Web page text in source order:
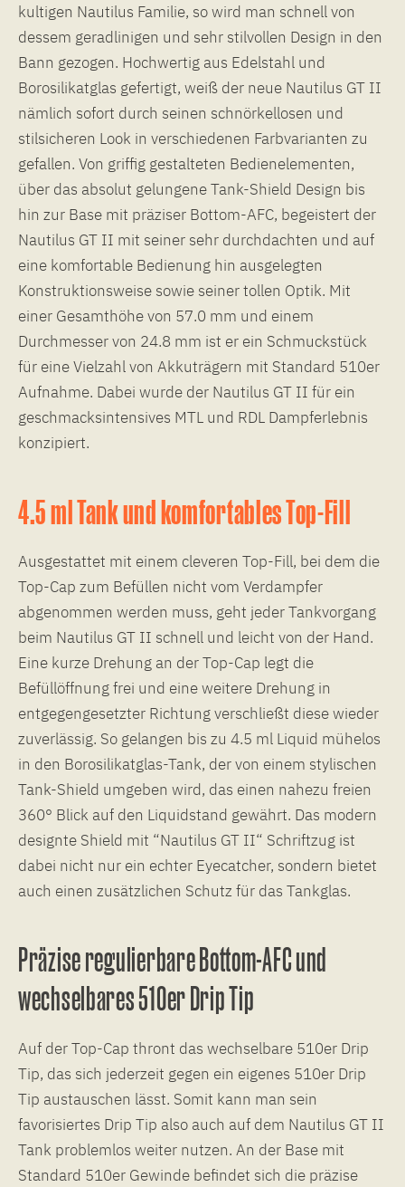
kultigen Nautilus Familie, so wird man schnell von
dessem geradlinigen und sehr stilvollen Design in den
Bann gezogen. Hochwertig aus Edelstahl und
Borosilikatglas gefertigt, weiß der neue Nautilus GT II
nämlich sofort durch seinen schnörkellosen und
stilsicheren Look in verschiedenen Farbvarianten zu
gefallen. Von griffig gestalteten Bedienelementen,
über das absolut gelungene Tank-Shield Design bis
hin zur Base mit präziser Bottom-AFC, begeistert der
Nautilus GT II mit seiner sehr durchdachten und auf
eine komfortable Bedienung hin ausgelegten
Konstruktionsweise sowie seiner tollen Optik. Mit
einer Gesamthöhe von 57.0 mm und einem
Durchmesser von 24.8 mm ist er ein Schmuckstück
für eine Vielzahl von Akkuträgern mit Standard 510er
Aufnahme. Dabei wurde der Nautilus GT II für ein
geschmacksintensives MTL und RDL Dampferlebnis
konzipiert.
4.5 ml Tank und komfortables Top-Fill
Ausgestattet mit einem cleveren Top-Fill, bei dem die
Top-Cap zum Befüllen nicht vom Verdampfer
abgenommen werden muss, geht jeder Tankvorgang
beim Nautilus GT II schnell und leicht von der Hand.
Eine kurze Drehung an der Top-Cap legt die
Befüllöffnung frei und eine weitere Drehung in
entgegengesetzter Richtung verschließt diese wieder
zuverlässig. So gelangen bis zu 4.5 ml Liquid mühelos
in den Borosilikatglas-Tank, der von einem stylischen
Tank-Shield umgeben wird, das einen nahezu freien
360° Blick auf den Liquidstand gewährt. Das modern
designte Shield mit “Nautilus GT II“ Schriftzug ist
dabei nicht nur ein echter Eyecatcher, sondern bietet
auch einen zusätzlichen Schutz für das Tankglas.
Präzise regulierbare Bottom-AFC und
wechselbares 510er Drip Tip
Auf der Top-Cap thront das wechselbare 510er Drip
Tip, das sich jederzeit gegen ein eigenes 510er Drip
Tip austauschen lässt. Somit kann man sein
favorisiertes Drip Tip also auch auf dem Nautilus GT II
Tank problemlos weiter nutzen. An der Base mit
Standard 510er Gewinde befindet sich die präzise